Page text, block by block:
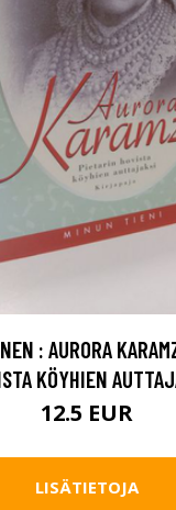
: AURORA
KÖYHIEN
12.5 EUR
LISÄTIETOJA